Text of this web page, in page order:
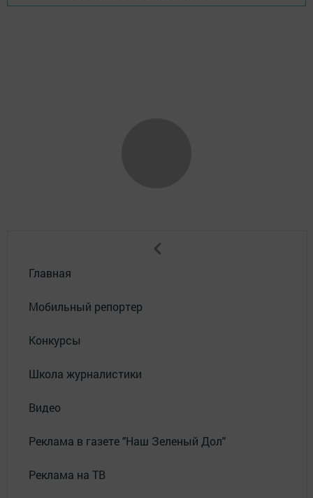
Главная
Мобильный репортер
Конкурсы
Школа журналистики
Видео
Реклама в газете "Наш Зеленый Дол"
Реклама на ТВ